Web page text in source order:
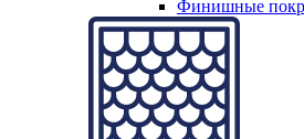
Финишные